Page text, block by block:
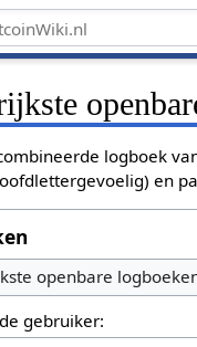
logboek
en
openbare
gebruiker: